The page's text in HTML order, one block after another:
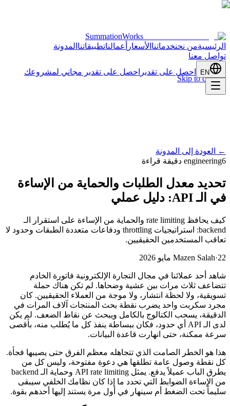
Skip to content
SummationWorks
الرئيسيةمن نحنخدماتنا الأسعار أعمالناتطبيقاتنا المدونة
تواصل معنا
EN احصل على تقدير احصل على تقدير مجاني لمشروعك
←
العودة إلى المدونة
engineering6 دقيقة قراءة
تحديد معدل الطلبات والحماية من الإساءة
في الـ API: دليل عملي
كيف يحافظ rate limiting والحماية من الإساءة على استقرار الـ
backend: استراتيجيات throttling ودفاعات متعددة الطبقات وحدود لا
تعاقب المستخدمين الحقيقيين.
Mazen Salah·22 مايو 2026
شاهد أحد عملائنا في مجال التجارة الإلكترونية فاتورة الخادم
تتضاعف ثلاث مرات بين عشية وضحاها. لم تكن هناك حملة
تسويقية، ولا لحظة انتشار، ولا موجة من العملاء الحقيقيين. كان
مجرد سكربت واحد يضرب نقطة بحث المنتجات آلاف المرات في
الدقيقة، يسحب الكتالوج بالكامل ويبحث عن نقاط الضعف. لم يكن
لدى الـ API أي حدود، فكان ببساطة ينفذ كل ما يُطلب منه، بأقصى
سرعة ممكنة، حتى انهارت قاعدة البيانات.
هذا هو الخطر الصامت الذي تتجاهله معظم الفرق حتى يصيبها فجأة.
كل نقطة وصول عامة تطلقها هي دعوة مفتوحة، وليس كل من
يطرق الباب عميلاً يدفع. يمثل API rate limiting وحماية الـ backend
من الإساءة الضوابط التي تحدد ما إذا كان نظامك الخلفي سيبقى
سليماً تحت الضغط أم سينهار في أول مرة يستند إليها أحدهم بقوة.